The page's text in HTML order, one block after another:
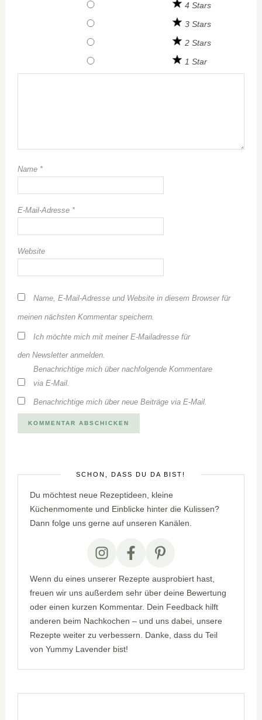
4 Stars
3 Stars
2 Stars
1 Star
Name *
E-Mail-Adresse *
Website
Name, E-Mail-Adresse und Website in diesem Browser für
meinen nächsten Kommentar speichern.
Ich möchte mich mit meiner E-Mailadresse für
den Newsletter anmelden.
Benachrichtige mich über nachfolgende Kommentare
via E-Mail.
Benachrichtige mich über neue Beiträge via E-Mail.
SCHÖN, DASS DU DA BIST!
Du möchtest neue Rezeptideen, kleine
Küchenmomente und Einblicke hinter die Kulissen?
Dann folge uns gerne auf unseren Kanälen.
Wenn du eines unserer Rezepte ausprobiert hast,
freuen wir uns außerdem sehr über deine Bewertung
oder einen kurzen Kommentar. Dein Feedback hilft
anderen beim Nachkochen – und uns dabei, unsere
Rezepte weiter zu verbessern. Danke, dass du Teil
von Yummy Lavender bist!